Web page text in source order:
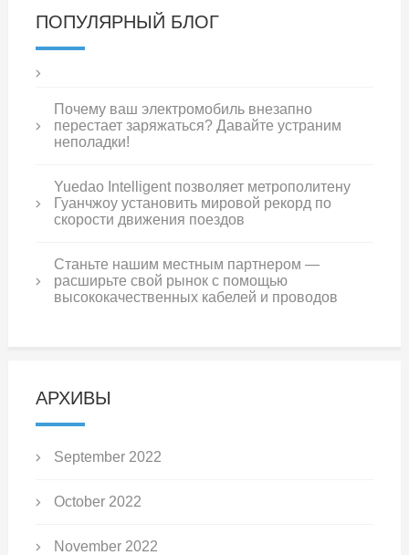
ПОПУЛЯРНЫЙ БЛОГ
Почему ваш электромобиль внезапно
перестает заряжаться? Давайте устраним
неполадки!
Yuedao Intelligent позволяет метрополитену
Гуанчжоу установить мировой рекорд по
скорости движения поездов
Станьте нашим местным партнером —
расширьте свой рынок с помощью
высококачественных кабелей и проводов
АРХИВЫ
September 2022
October 2022
November 2022